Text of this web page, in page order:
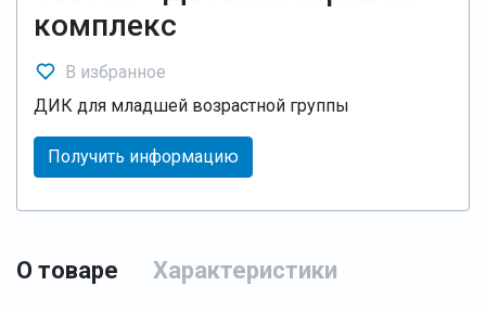
комплекс
В избранное
ДИК для младшей возрастной группы
Получить информацию
О товаре Характеристики